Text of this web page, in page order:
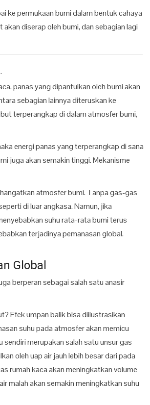
ke permukaan bumi dalam bentuk cahaya
diserap oleh bumi, dan sebagian lagi
panas yang dipantulkan oleh bumi akan
sebagian lainnya diteruskan ke
terperangkap di dalam atmosfer bumi,
energi panas yang terperangkap di sana
juga akan semakin tinggi. Mekanisme
atmosfer bumi. Tanpa gas-gas
di luar angkasa. Namun, jika
suhu rata-rata bumi terus
terjadinya pemanasan global.
Global
berperan sebagai salah satu anasir
Efek umpan balik bisa diilustrasikan
suhu pada atmosfer akan memicu
merupakan salah satu unsur gas
oleh uap air jauh lebih besar dari pada
rumah kaca akan meningkatkan volume
malah akan semakin meningkatkan suhu